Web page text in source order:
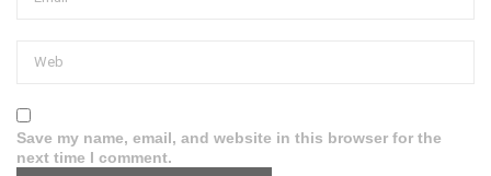
Save my name, email, and website in this browser for the
next time I comment.